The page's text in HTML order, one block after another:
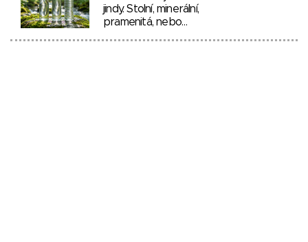
jindy. Stolní, minerální,
pramenitá, nebo…